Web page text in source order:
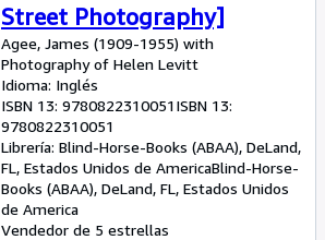
Street Photography]
Agee, James (1909-1955) with
Photography of Helen Levitt
Idioma: Inglés
ISBN 13: 9780822310051ISBN 13:
9780822310051
Librería: Blind-Horse-Books (ABAA), DeLand,
FL, Estados Unidos de AmericaBlind-Horse-
Books (ABAA), DeLand, FL, Estados Unidos
de America
Vendedor de 5 estrellas